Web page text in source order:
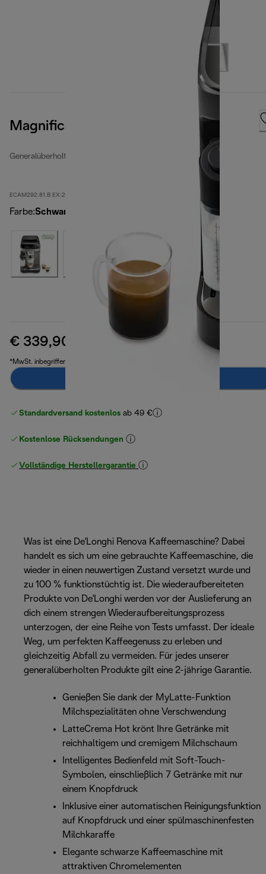
Magnifica Evo
Generalüberholte Kaffeevollautomaten
ECAM292.81.B EX:2-second
Farbe:Schwarz
€ 339,90 Originalpreis € 569,90
(-40 %)
*MwSt. inbegriffen
Standardversand kostenlos ab 49 €
Kostenlose Rücksendungen
Vollständige Herstellergarantie
Was ist eine De'Longhi Renova Kaffeemaschine? Dabei
handelt es sich um eine gebrauchte Kaffeemaschine, die
wieder in einen neuwertigen Zustand versetzt wurde und
zu 100 % funktionstüchtig ist. Die wiederaufbereiteten
Produkte von De'Longhi werden vor der Auslieferung an
dich einem strengen Wiederaufbereitungsprozess
unterzogen, der eine Reihe von Tests umfasst. Der ideale
Weg, um perfekten Kaffeegenuss zu erleben und
gleichzeitig Abfall zu vermeiden. Für jedes unserer
generalüberholten Produkte gilt eine 2-jährige Garantie.
Genießen Sie dank der MyLatte-Funktion
Milchspezialitäten ohne Verschwendung
LatteCrema Hot krönt Ihre Getränke mit
reichhaltigem und cremigem Milchschaum
Intelligentes Bedienfeld mit Soft-Touch-
Symbolen, einschließlich 7 Getränke mit nur
einem Knopfdruck
Inklusive einer automatischen Reinigungsfunktion
auf Knopfdruck und einer spülmaschinenfesten
Milchkaraffe
Elegante schwarze Kaffeemaschine mit
attraktiven Chromelementen